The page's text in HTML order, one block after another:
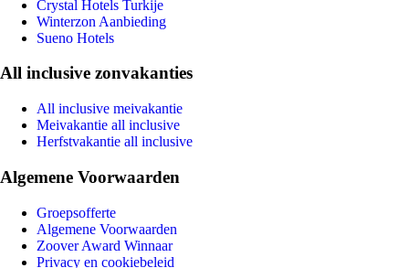
Crystal Hotels Turkije
Winterzon Aanbieding
Sueno Hotels
All inclusive zonvakanties
All inclusive meivakantie
Meivakantie all inclusive
Herfstvakantie all inclusive
Algemene Voorwaarden
Groepsofferte
Algemene Voorwaarden
Zoover Award Winnaar
Privacy en cookiebeleid